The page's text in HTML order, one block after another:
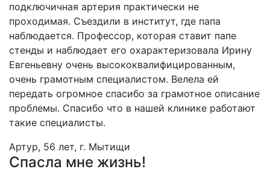
подключичная артерия практически не
проходимая. Съездили в институт, где папа
наблюдается. Профессор, которая ставит папе
стенды и наблюдает его охарактеризовала Ирину
Евгеньевну очень высококвалифицированным,
очень грамотным специалистом. Велела ей
передать огромное спасибо за грамотное описание
проблемы. Спасибо что в нашей клинике работают
такие специалисты.
Артур, 56 лет, г. Мытищи
Спасла мне жизнь!